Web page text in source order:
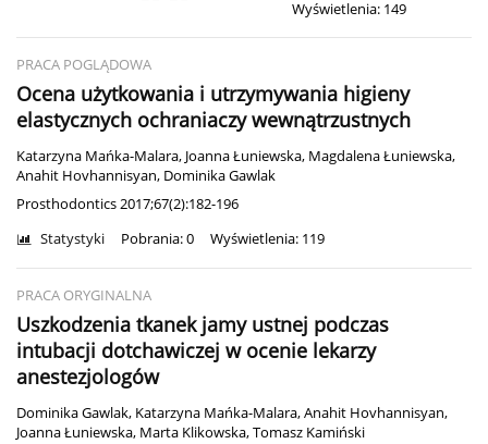
Wyświetlenia: 149
PRACA POGLĄDOWA
Ocena użytkowania i utrzymywania higieny
elastycznych ochraniaczy wewnątrzustnych
Katarzyna Mańka-Malara, Joanna Łuniewska, Magdalena Łuniewska,
Anahit Hovhannisyan, Dominika Gawlak
Prosthodontics 2017;67(2):182-196
Statystyki Pobrania: 0 Wyświetlenia: 119
PRACA ORYGINALNA
Uszkodzenia tkanek jamy ustnej podczas
intubacji dotchawiczej w ocenie lekarzy
anestezjologów
Dominika Gawlak, Katarzyna Mańka-Malara,Anahit Hovhannisyan,
Joanna Łuniewska, Marta Klikowska,Tomasz Kamiński